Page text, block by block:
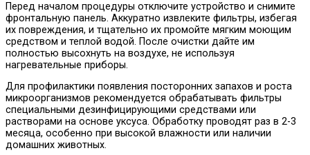
Перед началом процедуры отключите устройство и снимите
фронтальную панель. Аккуратно извлеките фильтры, избегая
их повреждения, и тщательно их промойте мягким моющим
средством и теплой водой. После очистки дайте им
полностью высохнуть на воздухе, не используя
нагревательные приборы.
Для профилактики появления посторонних запахов и роста
микроорганизмов рекомендуется обрабатывать фильтры
специальными дезинфицирующими средствами или
растворами на основе уксуса. Обработку проводят раз в 2-3
месяца, особенно при высокой влажности или наличии
домашних животных.